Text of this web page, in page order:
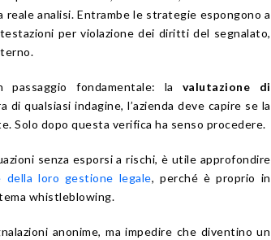
reale analisi. Entrambe le strategie espongono a
per violazione dei diritti del segnalato,
fondamentale: la valutazione di
di qualsiasi indagine, l’azienda deve capire se la
Solo dopo questa verifica ha senso procedere.
senza esporsi a rischi, è utile approfondire
della loro gestione legale, perché è proprio in
whistleblowing.
anonime, ma impedire che diventino un